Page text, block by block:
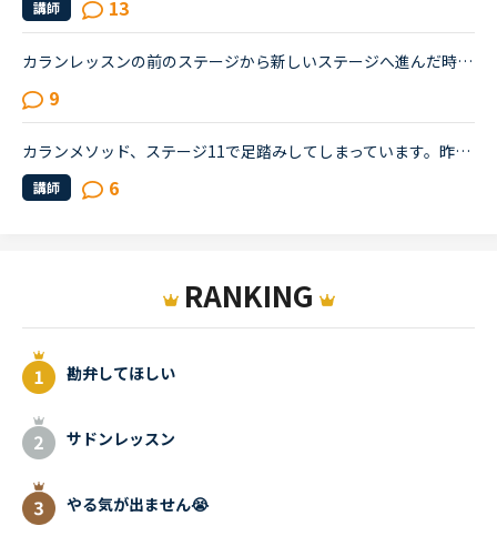
講師 13
カランレッスンの前のステージから新しいステージへ進んだ時の Daily revisionの開始箇所について質問です。 通常Daily revisionの開始箇所はNew Wordから6ページ前となっていますが、カランで新しいステージ...
9
カランメソッド、ステージ11で足踏みしてしまっています。昨年9月にステージ3からはじめたカランで、ステージ9くらいから難しさを感じるようになりました。勢いでビジネスカランも終え、ただいまステージ11の終盤...
講師 6
RANKING
勘弁してほしい
サドンレッスン
やる気が出ません😭